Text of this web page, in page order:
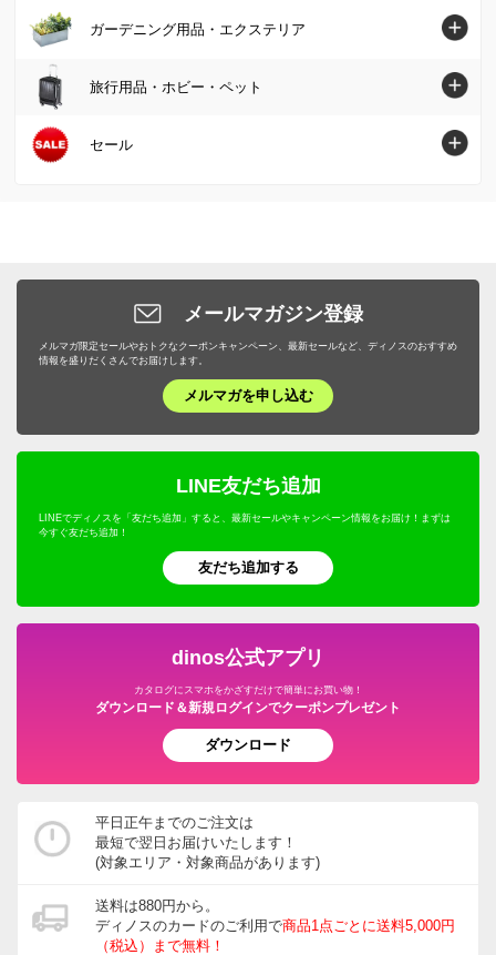
コート
ジャケット
フォーマル・スーツ・着物
大きいサイズ
ストール・スカーフ・マフラー
傘・レイングッズ
ファッション小物 その他
リビング収納
本棚・ラック・シェルフ
キッチン収納・食器棚
下駄箱/玄関収納
子供部屋/キッズ収納・家具
ホームオフィス家具
仏壇・仏具
サステナブル
毛布・タオルケット
布団セット
敷きパッド・ベッドパッド
枕・抱き枕
サステナブル
米びつ・ライスストッカー
キッチン用品収納
エプロン・割烹着
ケトル・やかん
包丁・キッチンツール
テーブルクロス・ランチョンマット
キッチン家電・調理家電
キッチンマット
絵画・アート・ウォールデコレーション
インテリアグリーン・造花
掃除/お手入れ用品
トイレ用品・トイレマット
タオル・スリッパ
生活雑貨・便利グッズ
年中行事用品・季節商品
スキンケア・基礎化粧品
フェイスケア・美顔器
健康食品・サプリメント
ダイエット・エクササイズ
機能性シューズ・サンダル
オーラルケア・デンタルケア
機能性ウェア・雑貨
グルメ・食品トップへ
グルメまとめ割
お惣菜
肉・卵・乳製品
野菜・果物
プロユース
保存食・非常食
ガーデニング用品・エクステリア
ガーデニング用品・エクステリアトップへ
屋外収納庫・物置
敷石・防草シート・芝
プランター・植木鉢・鉢カバー
フラワースタンド・プランタースタンド・花台
エアコン室外機カバー
屋外ゴミ箱/保管庫
温室・ビニール温室
ガーデンアーチ・パーゴラ
ウッドデッキ・ジョイントタイルパネル
ガーデン/ソーラーライト・庭用照明
宅配ボックス・郵便ポスト
ガーデニングウェア
玄関・ガレージ周り
旅行用品・ホビー・ペット
旅行用品・ホビー・ペットトップへ
旅行用便利グッズ
キッズ・ベビー
キャラクターグッズ
ホビー雑貨
セール
カーテン・ラグ・ソファカバー
インテリア雑貨・日用品・家電
美容・健康・ダイエット
ガーデニング用品・エクステリア
旅行用品・ホビー・ペット
メールマガジン登録
メルマガ限定セールやおトクなクーポンキャンペーン、最新セールなど、ディノスのおすすめ
情報を盛りだくさんでお届けします。
メルマガを申し込む
LINE友だち追加
LINEでディノスを「友だち追加」すると、最新セールやキャンペーン情報をお届け！まずは
今すぐ友だち追加！
友だち追加する
dinos公式アプリ
カタログにスマホをかざすだけで簡単にお買い物！
ダウンロード＆新規ログインでクーポンプレゼント
ダウンロード
平日正午までのご注文は
最短で翌日お届けいたします！
(対象エリア・対象商品があります)
送料は880円から。
ディノスのカードのご利用で商品1点ごとに送料5,000円
（税込）まで無料！